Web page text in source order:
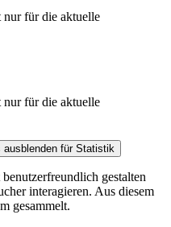
nur für die aktuelle
nur für die aktuelle
ausblenden für Statistik
gestalten
interagieren. Aus diesem
gesammelt.